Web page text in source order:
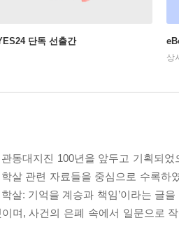
단독 선출간
상
동대지진 100년을 앞두고 기획되
살 관련 자료들을 중심으로 수록하
살: 기억을 계승과 책임’이라는 글
며, 사건의 은폐 속에서 일문으로